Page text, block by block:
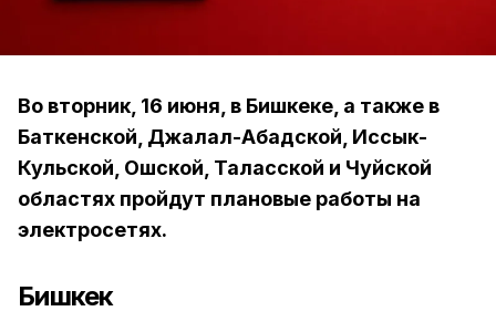
Во вторник, 16 июня, в Бишкеке, а также в
Баткенской, Джалал-Абадской, Иссык-
Кульской, Ошской, Таласской и Чуйской
областях пройдут плановые работы на
электросетях.
Бишкек